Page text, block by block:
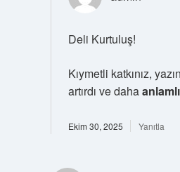
Deli Kurtuluş!
Kıymetli katkınız,
artırdı ve dahaanlamlı
Ekim 30, 2025 Yanıtla